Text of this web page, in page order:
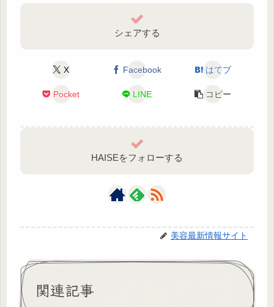
シェアする
X Facebook はてブ
Pocket LINE コピー
HAISEをフォローする
美容最新情報サイト
関連記事